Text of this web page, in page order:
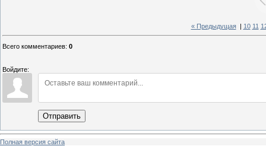
« Предыдущая| 10 11
Всего комментариев: 0
Войдите:
Отправить
Полная версия сайта